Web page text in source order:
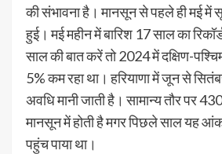
की संभावना है। मानसून से पहले ही मई में
हुई। मई महीन में बारिश 17 साल का
साल की बात करें तो 2024 में दक्षिण-
5% कम रहा था। हरियाणा में जून से
अवधि मानी जाती है। सामान्य तौर पर
मानसून में होती है मगर पिछले साल यह
पहुंच पाया था।